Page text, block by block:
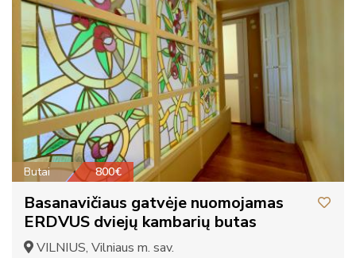
Butai 800€
Basanavičiaus gatvėje nuomojamas
ERDVUS dviejų kambarių butas
VILNIUS, Vilniaus m. sav.